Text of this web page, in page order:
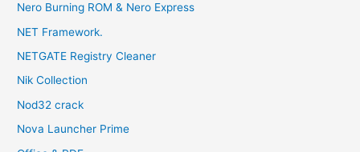
Nero Burning ROM & Nero Express
NET Framework.
NETGATE Registry Cleaner
Nik Collection
Nod32 crack
Nova Launcher Prime